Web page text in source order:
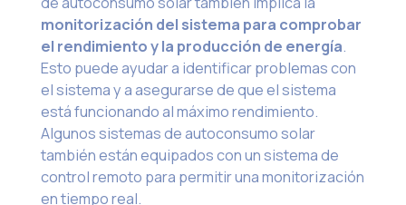
monitorización del sistema para comprobar
el rendimiento y la producción de energía.
Esto puede ayudar a identificar problemas con
el sistema y a asegurarse de que el sistema
está funcionando al máximo rendimiento.
Algunos sistemas de autoconsumo solar
también están equipados con un sistema de
control remoto para permitir una monitorización
en tiempo real.